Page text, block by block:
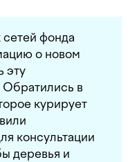
сетей фонда
о новом
эту
Обратились в
курирует
консультации
деревья и